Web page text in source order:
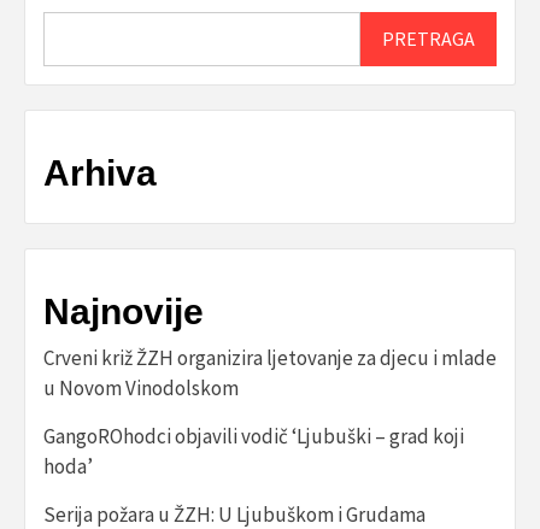
PRETRAGA
Arhiva
Najnovije
Crveni križ ŽZH organizira ljetovanje za djecu i mlade
u Novom Vinodolskom
GangoROhodci objavili vodič ‘Ljubuški – grad koji
hoda’
Serija požara u ŽZH: U Ljubuškom i Grudama